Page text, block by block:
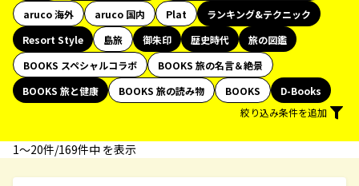
aruco 海外
aruco 国内 Plat
ランキング&テクニック
Resort Style
島旅 御朱印 歴史時代
旅の図鑑
BOOKS スペシャルコラボ
BOOKS 旅の名言＆絶景
BOOKS 旅と健康
BOOKS 旅の読み物 BOOKS
D-Books
絞り込み条件を追加
1〜20件/169件中 を表示